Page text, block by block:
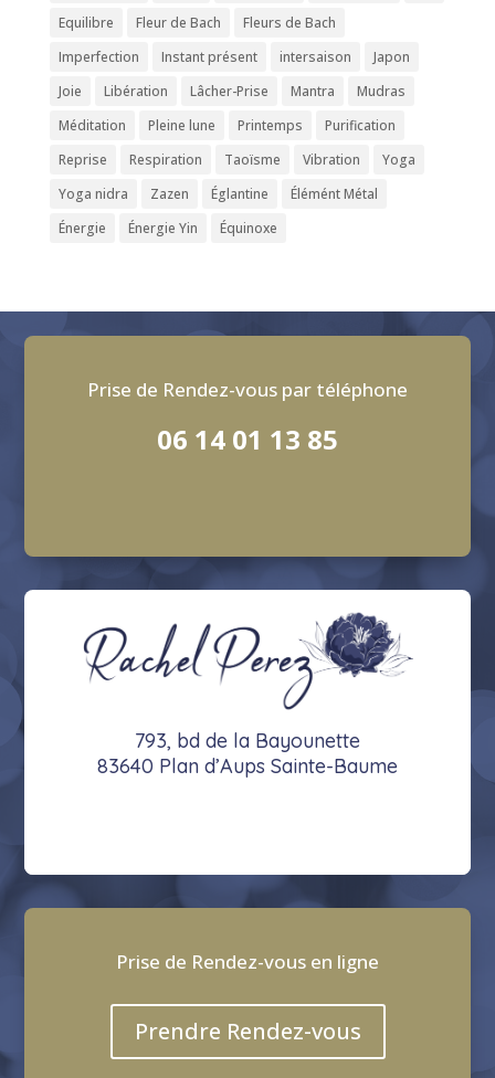
Equilibre
Fleur de Bach
Fleurs de Bach
Imperfection
Instant présent intersaison
Japon
Joie
Libération Lâcher-Prise Mantra
Mudras
Méditation
Pleine lune Printemps
Purification
Reprise
Respiration Taoïsme Vibration
Yoga
Yoga nidra
Zazen Églantine
Élémént Métal
Énergie
Énergie Yin Équinoxe
Prise de Rendez-vous par téléphone
06 14 01 13 85
793, bd de la Bayounette
83640 Plan d’Aups Sainte-Baume
Prise de Rendez-vous en ligne
Prendre Rendez-vous